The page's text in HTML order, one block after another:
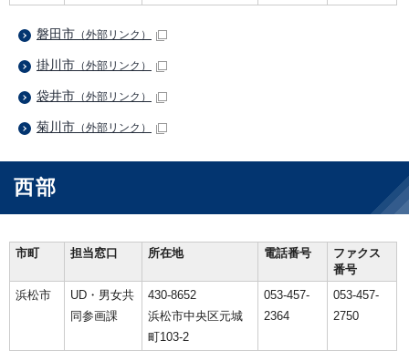
磐田市 （外部リンク）
掛川市 （外部リンク）
袋井市 （外部リンク）
菊川市 （外部リンク）
西部
市町 担当窓口 所在地 電話番号
ファクス
番号
浜松市
UD・男女共
同参画課
430-8652
浜松市中央区元城
町103-2
053-457-
2364
053-457-
2750